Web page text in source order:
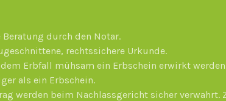
durch den Notar.
rechtssichere Urkunde.
Erbfall mühsam ein Erbschein erwirkt
als ein Erbschein.
werden beim Nachlassgericht sicher verwahrt.